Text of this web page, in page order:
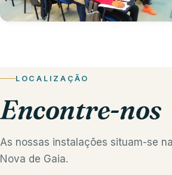
LOCALIZAÇÃO
Encontre-nos
As nossas instalações situam-se
Nova de Gaia.